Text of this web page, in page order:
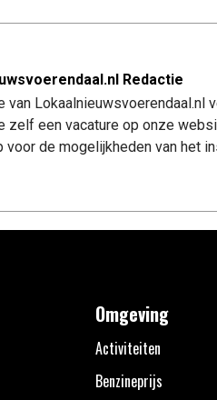
Redactie
van Lokaalnieuwsvoerendaal.nl
zelf een vacature op onze
voor de mogelijkheden van het
Omgeving
Activiteiten
Benzineprijs